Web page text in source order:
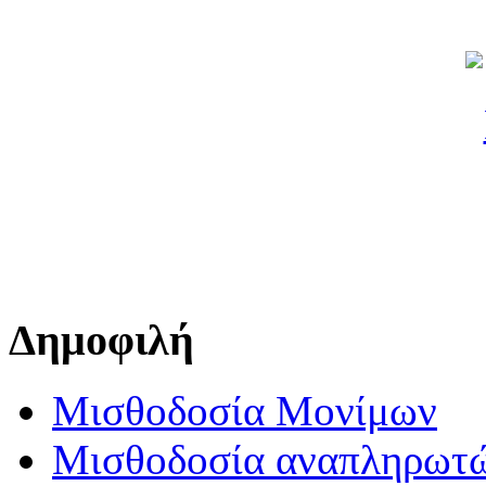
Δημοφιλή
Μισθοδοσία Μονίμων
Μισθοδοσία